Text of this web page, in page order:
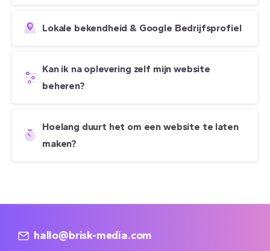
Lokale bekendheid & Google Bedrijfsprofiel
Kan ik na oplevering zelf mijn website
beheren?
Hoelang duurt het om een website te laten
maken?
hallo@brisk-media.com